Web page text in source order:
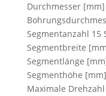
Durchmesser
Segmentanzahl 15
Segmentbreite
Segmentlänge
Segmenthöhe
Maximale